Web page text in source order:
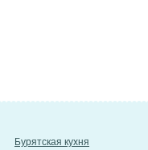
Бурятская кухня